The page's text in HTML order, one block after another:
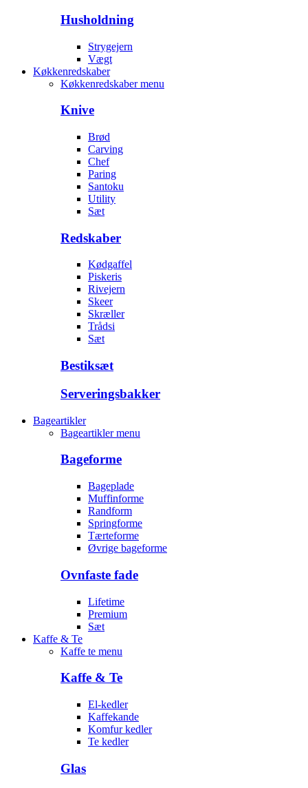
Husholdning
Strygejern
Vægt
Køkkenredskaber
Køkkenredskaber menu
Knive
Brød
Carving
Chef
Paring
Santoku
Utility
Sæt
Redskaber
Kødgaffel
Piskeris
Rivejern
Skeer
Skræller
Trådsi
Sæt
Bestiksæt
Serveringsbakker
Bageartikler
Bageartikler menu
Bageforme
Bageplade
Muffinforme
Randform
Springforme
Tærteforme
Øvrige bageforme
Ovnfaste fade
Lifetime
Premium
Sæt
Kaffe & Te
Kaffe te menu
Kaffe & Te
El-kedler
Kaffekande
Komfur kedler
Te kedler
Glas